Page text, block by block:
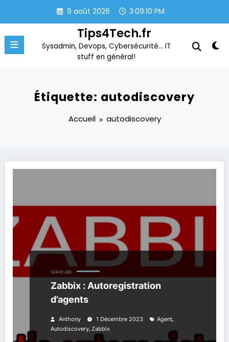
contenu
9 août 2026 3:09:10 PM
Tips4Tech.fr
Sysadmin, Devops, Cybersécurité… IT
stuff en général!
Étiquette: autodiscovery
Accueil autodiscovery
SERVEURS
Zabbix : Autoregistration
d’agents
Anthony 1 Décembre 2023 Agent,
Autodiscovery, Zabbix